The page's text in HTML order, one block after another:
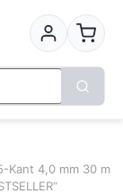
Kant 4,0 mm 30 m